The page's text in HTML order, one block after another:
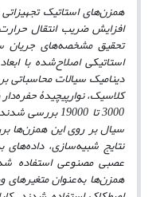
همزن‌های استاتیک
افزایش ضریب انتقال
تحقیق مشخصه‌های جریان
استاتیکی اصلاح‌شده با
دینامیک سیالات
کلاسیک، نوارپیچیدۀ حفره‌دار
3000 تا 19000
سیال بر روی این همزن‌ها
نتایج شبیه‌سازی،
عصبی مصنوعی استفاده
همزن‌ها به‌عنوان